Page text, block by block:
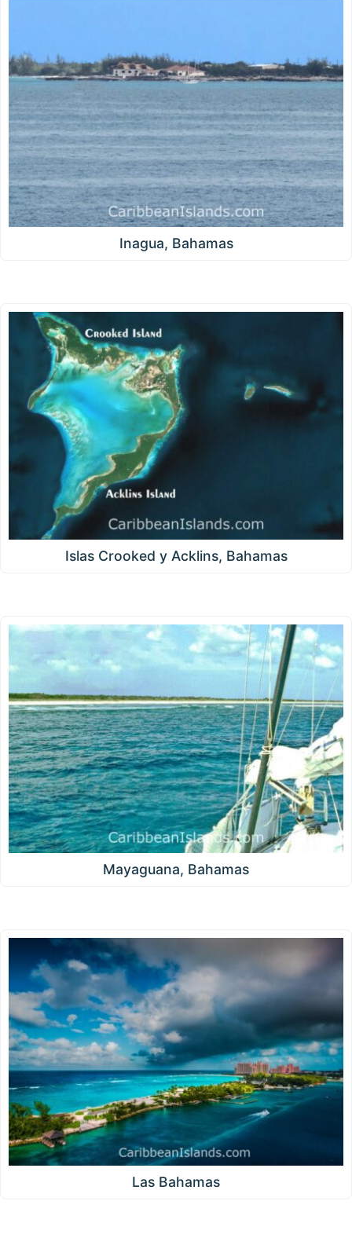
Inagua, Bahamas
Islas Crooked y Acklins, Bahamas
Mayaguana, Bahamas
Las Bahamas